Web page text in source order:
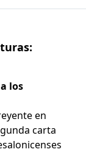
los
en
carta